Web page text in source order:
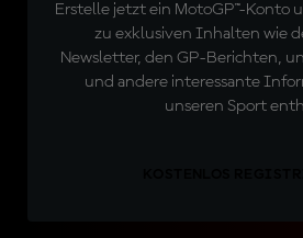
Erstelle jetzt ein MotoGP™-Konto
zu exklusiven Inhalten wie
Newsletter, den GP-Berichten,
und andere interessante
unseren Sport